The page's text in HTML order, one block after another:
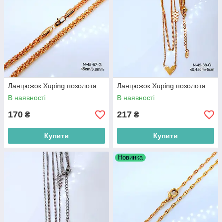
Ланцюжок Xuping позолота
В наявності
170 ₴
Купити
Ланцюжок Xuping позолота
В наявності
217 ₴
Купити
Новинка